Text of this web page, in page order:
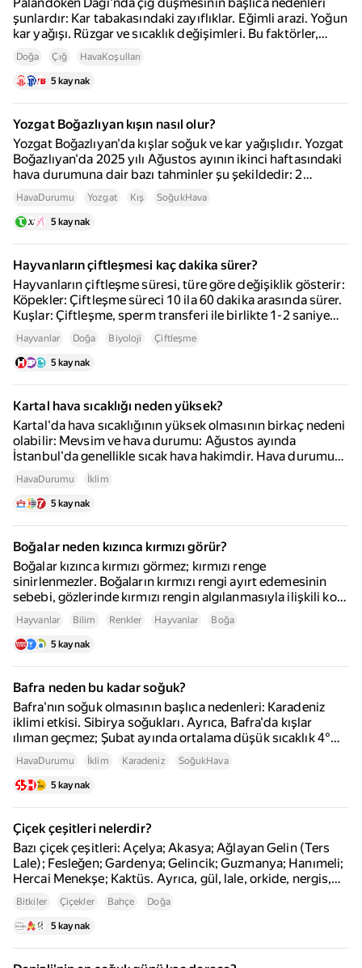
şunlardır: Kar tabakasındaki zayıflıklar. Eğimli arazi. Yoğun
kar yağışı. Rüzgar ve sıcaklık değişimleri. Bu faktörler,
özellikle kış aylarında Palandöken gibi yüksek rakımlı ve
kayak faaliyetlerinin yoğun olduğu bölgelerde çığ riskini
artırır.
Doğa Çığ HavaKoşulları
5 kaynak
Yozgat Boğazlıyan kışın nasıl olur?
Yozgat Boğazlıyan'da kışlar soğuk ve kar yağışlıdır. Yozgat
Boğazlıyan'da 2025 yılı Ağustos ayının ikinci haftasındaki
hava durumuna dair bazı tahminler şu şekildedir: 2
Ağustos 2025: Parçalı bulutlu, sıcaklık 29°C. 4 Ağustos
2025: Parçalı bulutlu, sıcaklık 32°C. Yozgat'ın hava
durumu ile ilgili en güncel bilgilere aşağıdaki sitelerden
HavaDurumu Yozgat Kış SoğukHava
5 kaynak
Hayvanların çiftleşmesi kaç dakika sürer?
Hayvanların çiftleşme süresi, türe göre değişiklik gösterir:
Köpekler: Çiftleşme süreci 10 ila 60 dakika arasında sürer.
Kuşlar: Çiftleşme, sperm transferi ile birlikte 1-2 saniye
kadar sürer. Sırtlanlar: Çiftleşme, 30 dakika ila 1 saat
arasında değişebilir. Timsahlar: Çiftleşme süresi 20
dakikadan fazla olabilir. Ahtapotlar: Çiftleşme, erkek
ila 24 saat arasında sürebilen bir süreç yaşarlar.
Hayvanlar Doğa Biyoloji Çiftleşme
5 kaynak
Kartal hava sıcaklığı neden yüksek?
Kartal'da hava sıcaklığının yüksek olmasının birkaç nedeni
olabilir: Mevsim ve hava durumu: Ağustos ayında
İstanbul'da genellikle sıcak hava hakimdir. Hava durumu
koşulları: Parçalı bulutlu hava, güneş ışınlarının daha fazla
yansımasına ve sıcaklığın artmasına neden olabilir. Nem
oranı: Düşük nem oranları, sıcak havanın daha fazla
riskleri artabilir. Bu nedenle, sıcak havalarda bol su içmek
ve güneş ışınlarının en yoğun olduğu saatlerde (10:00-
16:00) dışarı çıkmaktan kaçınmak önemlidir.
HavaDurumu İklim
5 kaynak
Boğalar neden kızınca kırmızı görür?
Boğalar kızınca kırmızı görmez; kırmızı renge
sinirlenmezler. Boğaların kırmızı rengi ayırt edemesinin
sebebi, gözlerinde kırmızı rengin algılanmasıyla ilişkili koni
hücreleri olan L-konilerinin bulunmamasıdır. Boğaları
harekete geçiren asıl neden, matadorların elindeki bezin
(muleta) hareketidir.
Hayvanlar Bilim Renkler Hayvanlar Boğa
5 kaynak
Bafra neden bu kadar soğuk?
Bafra'nın soğuk olmasının başlıca nedenleri: Karadeniz
iklimi etkisi. Sibirya soğukları. Ayrıca, Bafra'da kışlar
ılıman geçmez; Şubat ayında ortalama düşük sıcaklık 4°C,
yüksek sıcaklık ise 10°C düzeyindedir.
HavaDurumu İklim Karadeniz SoğukHava
5 kaynak
Çiçek çeşitleri nelerdir?
Bazı çiçek çeşitleri: Açelya; Akasya; Ağlayan Gelin (Ters
Lale); Fesleğen; Gardenya; Gelincik; Guzmanya; Hanımeli;
Hercai Menekşe; Kaktüs. Ayrıca, gül, lale, orkide, nergis,
zambak, leylak, manolya gibi birçok farklı çiçek türü de
bulunmaktadır. Çiçekler, farklı iklim koşullarına göre
çeşitlilik gösterir; sıcak iklimlerde bougainvillea (begonvil)
Bitkiler Çiçekler Bahçe Doğa
5 kaynak